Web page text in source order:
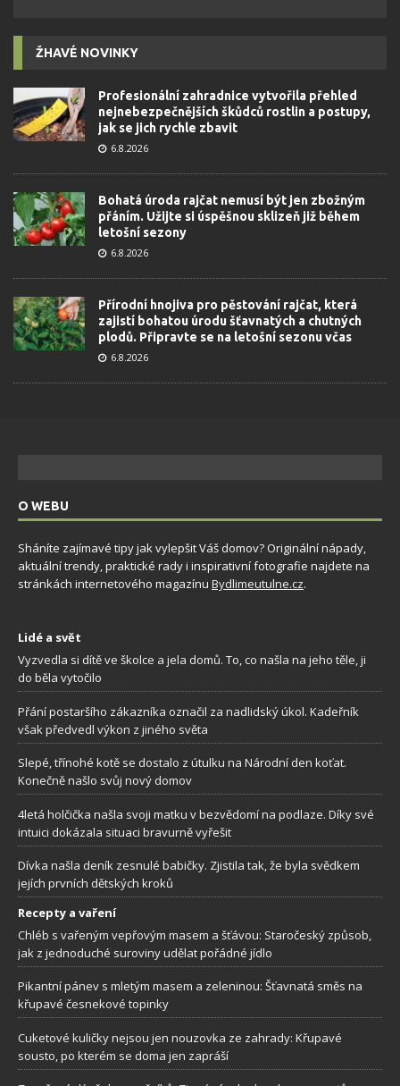
ŽHAVÉ NOVINKY
Profesionální zahradnice vytvořila přehled
nejnebezpečnějších škůdců rostlin a postupy,
jak se jich rychle zbavit
6.8.2026
Bohatá úroda rajčat nemusí být jen zbožným
přáním. Užijte si úspěšnou sklizeň již během
letošní sezony
6.8.2026
Přírodní hnojiva pro pěstování rajčat, která
zajistí bohatou úrodu šťavnatých a chutných
plodů. Připravte se na letošní sezonu včas
6.8.2026
O WEBU
Sháníte zajímavé tipy jak vylepšit Váš domov? Originální nápady,
aktuální trendy, praktické rady i inspirativní fotografie najdete na
stránkách internetového magazínu Bydlimeutulne.cz.
Lidé a svět
Vyzvedla si dítě ve školce a jela domů. To, co našla na jeho těle, ji
do běla vytočilo
Přání postaršího zákazníka označil za nadlidský úkol. Kadeřník
však předvedl výkon z jiného světa
Slepé, třínohé kotě se dostalo z útulku na Národní den koťat.
Konečně našlo svůj nový domov
4letá holčička našla svoji matku v bezvědomí na podlaze. Díky své
intuici dokázala situaci bravurně vyřešit
Dívka našla deník zesnulé babičky. Zjistila tak, že byla svědkem
jejích prvních dětských kroků
Recepty a vaření
Chléb s vařeným vepřovým masem a šťávou: Staročeský způsob,
jak z jednoduché suroviny udělat pořádné jídlo
Pikantní pánev s mletým masem a zeleninou: Šťavnatá směs na
křupavé česnekové topinky
Cuketové kuličky nejsou jen nouzovka ze zahrady: Křupavé
sousto, po kterém se doma jen zapráší